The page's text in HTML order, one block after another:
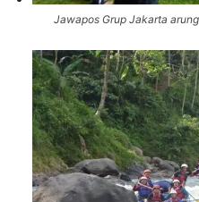
Jawapos Grup Jakarta